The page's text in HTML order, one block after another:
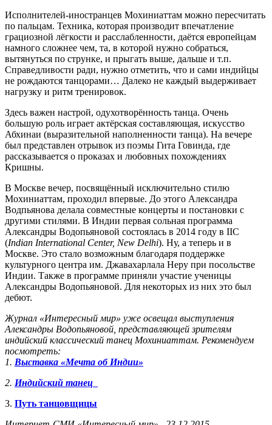
Исполнителей-иностранцев Мохиниаттам можно пересчитать
по пальцам. Техника, которая производит впечатление
грациозной лёгкости и расслабленности, даётся европейцам
намного сложнее чем, та, в которой нужно собраться,
вытянуться по струнке, и прыгать выше, дальше и т.п.
Справедливости ради, нужно отметить, что и сами индийцы
не рождаются танцорами… Далеко не каждый выдерживает
нагрузку и ритм тренировок.
Здесь важен настрой, одухотворённость танца. Очень
большую роль играет актёрская составляющая, искусство
Абхинаи (выразительной наполненности танца). На вечере
был представлен отрывок из поэмы Гита Говинда, где
рассказывается о проказах и любовных похождениях
Кришны.
В Москве вечер, посвящённый исключительно стилю
Мохиниаттам, проходил впервые. До этого Александра
Водпьянова делала совместные концерты и постановки с
другими стилями. В Индии первая сольная программа
Александры Водопьяновой состоялась в 2014 году в IIC
(Indian International Center, New Delhi). Ну, а теперь и в
Москве. Это стало возможным благодаря поддержке
культурного центра им. Джавахарлала Неру при посольстве
Индии. Также в программе приняли участие ученицы
Александры Водопьяновой. Для некоторых из них это был
дебют.
Журнал «Интересный мир» уже освещал выступления
Александры Водопьяновой, представляющей зрителям
индийский классический танец Мохиниаттам. Рекомендуем
посмотреть:
1. Выставка «Мечта об Индии»
2. Индийский танец
3. Путь танцовщицы